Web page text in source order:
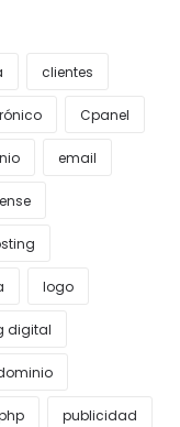
clientes
Cpanel
email
logo
digital
publicidad